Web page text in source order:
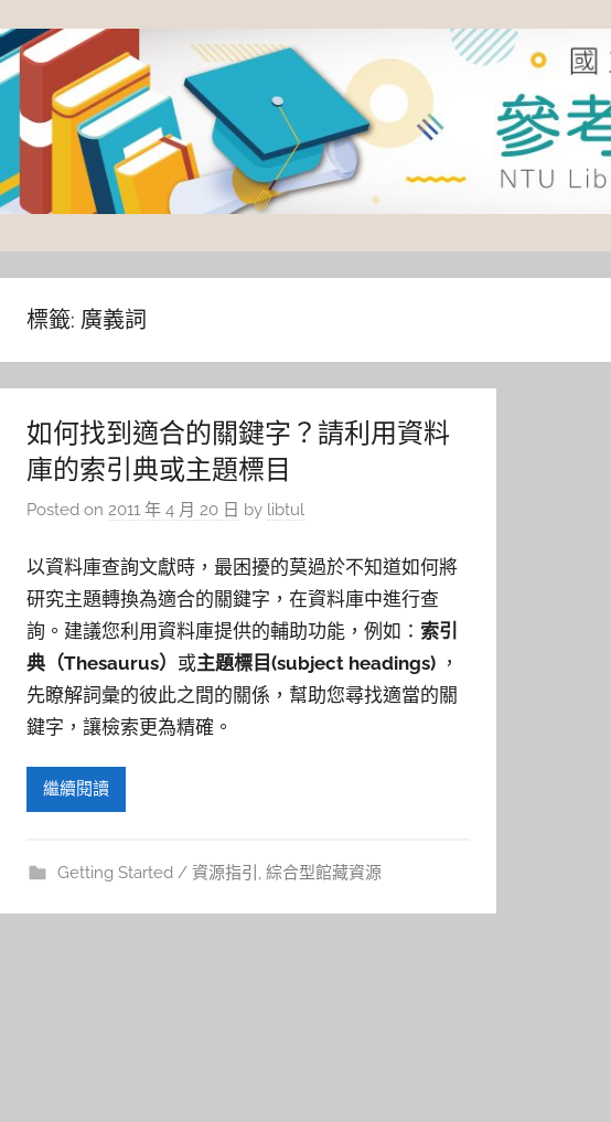
to
content
灣
圖
標籤: 廣義詞
如何找到適合的關鍵字？請利用資料
庫的索引典或主題標目
Posted on 2011 年 4 月 20 日 by libtul
以資料庫查詢文獻時，最困擾的莫過於不知道如何將
研究主題轉換為適合的關鍵字，在資料庫中進行查
詢。建議您利用資料庫提供的輔助功能，例如： 索引
典（Thesaurus） 或主題標目(subject headings) ，
先瞭解詞彙的彼此之間的關係，幫助您尋找適當的關
鍵字，讓檢索更為精確。
繼續閱讀
Getting Started / 資源指引 , 綜合型館藏資源